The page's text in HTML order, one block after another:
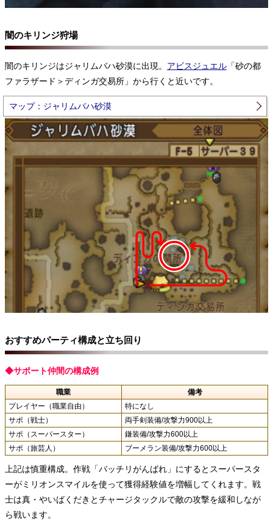
闇のキリンジ狩場
闇のキリンジはジャリムバハ砂漠に出現。 アビスジュエル 「砂の都
ファラザード＞ディンガ交易所」から行くと近いです。
マップ：ジャリムバハ砂漠
おすすめパーティ構成と立ち回り
◆サポート仲間の構成例
職業
備考
プレイヤー（職業自由）
特になし
サポ（戦士）
両手剣装備/攻撃力900以上
サポ（スーパースター）
鎌装備/攻撃力600以上
サポ（旅芸人）
ブーメラン装備/攻撃力600以上
上記は慎重構成。作戦「バッチリがんばれ」にするとスーパースタ
ーがミリオンスマイルを使って獲得経験値を増幅してくれます。戦
士は真・やいばくだきとチャージタックルで敵の攻撃を緩和しなが
ら戦います。